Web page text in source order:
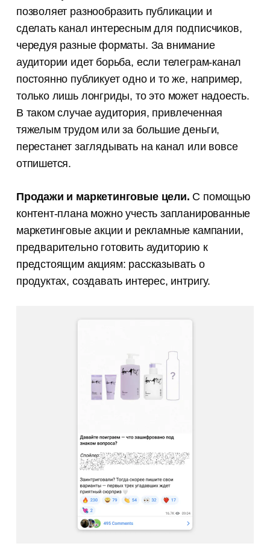
позволяет разнообразить публикации и
сделать канал интересным для подписчиков,
чередуя разные форматы. За внимание
аудитории идет борьба, если телеграм-канал
постоянно публикует одно и то же, например,
только лишь лонгриды, то это может надоесть.
В таком случае аудитория, привлеченная
тяжелым трудом или за большие деньги,
перестанет заглядывать на канал или вовсе
отпишется.
Продажи и маркетинговые цели. С помощью
контент-плана можно учесть запланированные
маркетинговые акции и рекламные кампании,
предварительно готовить аудиторию к
предстоящим акциям: рассказывать о
продуктах, создавать интерес, интригу.